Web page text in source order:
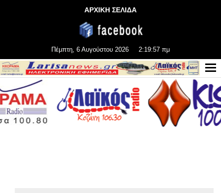
ΑΡΧΙΚΗ ΣΕΛΙΔΑ
Πέμπτη, 6 Αυγούστου 2026 2:19:57 πμ